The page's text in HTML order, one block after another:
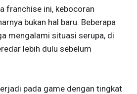
franchise ini, kebocoran
bukan hal baru. Beberapa
mengalami situasi serupa, di
lebih dulu sebelum
pada game dengan tingkat